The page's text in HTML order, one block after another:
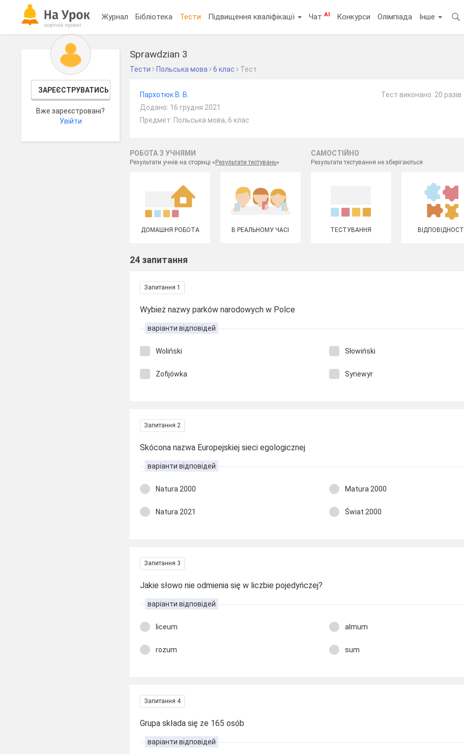
Журнал Бібліотека Тести Підвищення кваліфікації ЧатAI Конкурси Олімпіада Інше
ЗАРЕЄСТРУВАТИСЬ
Вже зареєстровані?
Увійти
Sprawdzian 3
Тести Польська мова 6 клас Тест
Пархотюк В. В.
Додано: 16 грудня 2021
Предмет: Польська мова, 6 клас
Тест виконано: 20 разів
РОБОТА З УЧНЯМИ
Результати учнів на сторінці « Результати тестувань»
САМОСТІЙНО
Результати тестування не зберігаються
ДОМАШНЯ РОБОТА В РЕАЛЬНОМУ ЧАСІ ТЕСТУВАННЯ ВІДПОВІДНОСТІ
24 запитання
Запитання 1
Wybież nazwy parków narodowych w Polce
варіанти відповідей
Woliński Słowiński
Zofijówka Synewyr
Запитання 2
Skócona nazwa Europejskiej sieci egologicznej
варіанти відповідей
Natura 2000 Matura 2000
Natura 2021 Świat 2000
Запитання 3
Jakie słowo nie odmienia się w liczbie pojedyńczej?
варіанти відповідей
liceum almum
rozum sum
Запитання 4
Grupa składa się ze 165 osób
варіанти відповідей